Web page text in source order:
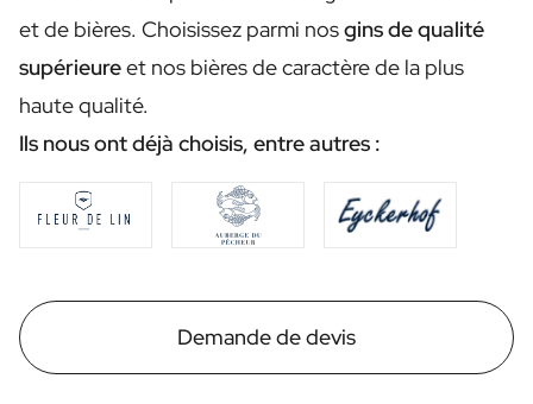
Coffret cadeau bougies / bâtons de parfum
Coffret bien-être personnalisé
Coffret Huile d'Olive & Balsamique
Coffret Cadeau Herbes & Sauces
Coffret Cadeau Thé / Miel
Voir tous les coffrets cadeaux
Bouteilles Magnum XL
Cadeaux d'anniversaire
Cadeau Photo
Cadeau d'amour
Cadeau de Fête
et de bières. Choisissez parmi nosgins de qualité
supérieureet nos bières de caractère de la plus
haute qualité.
Ils nous ont déjà choisis, entre autres :
Demande de devis